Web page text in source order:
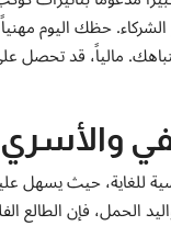
حظك اليوم
مالياً، قد تحصل
والأسري
للغاية، حيث
الحمل، فإن الطالع